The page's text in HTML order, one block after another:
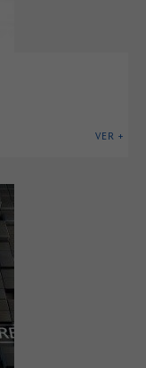
VER +